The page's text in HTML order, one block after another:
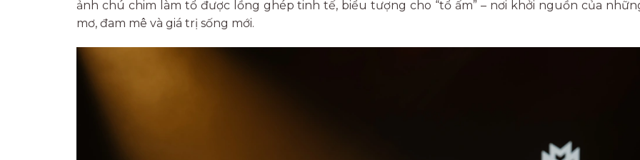
ảnh chú chim làm tổ được lồng ghép tinh tế, biểu tượng cho “tổ ấm” – nơi khởi nguồn của
mơ, đam mê và giá trị sống mới.